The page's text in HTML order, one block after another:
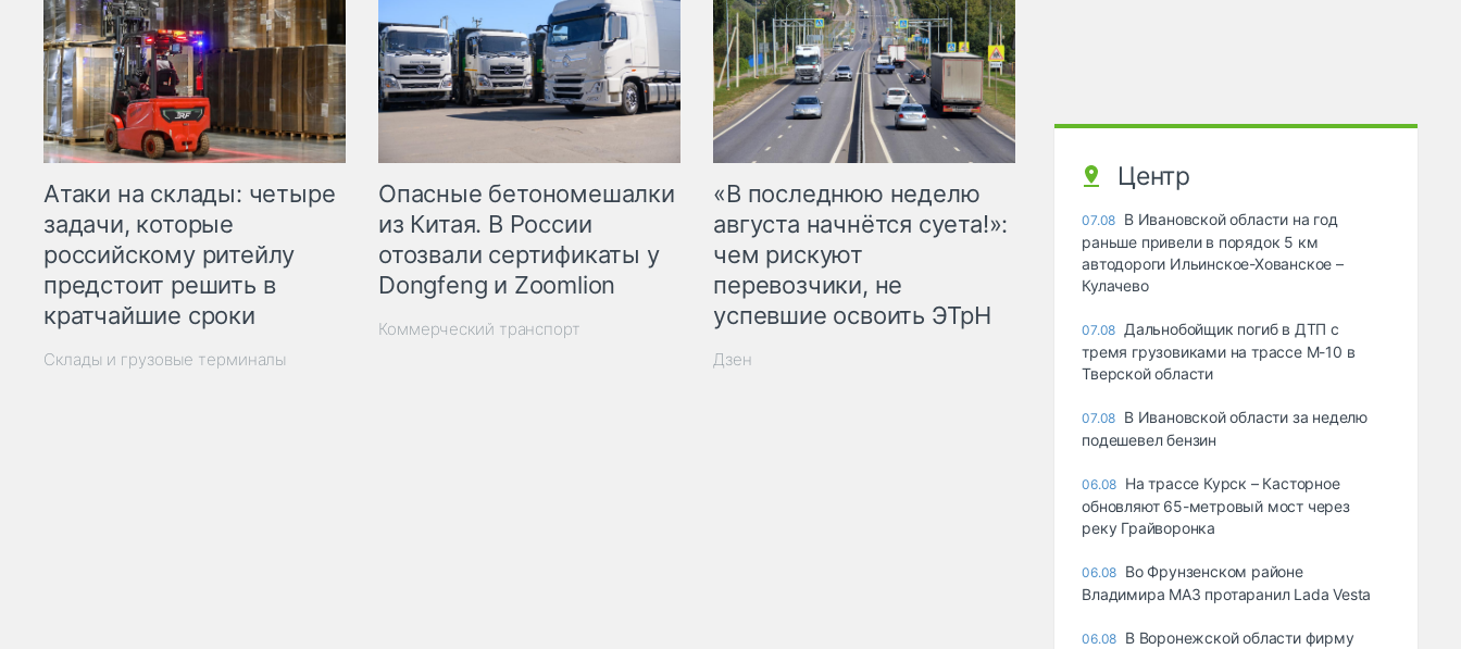
Атаки на склады: четыре
задачи, которые
российскому ритейлу
предстоит решить в
кратчайшие сроки
Склады и грузовые терминалы
Опасные бетономешалки
из Китая. В России
отозвали сертификаты у
Dongfeng и Zoomlion
Коммерческий транспорт
«В последнюю неделю
августа начнётся суета!»:
чем рискуют
перевозчики, не
успевшие освоить ЭТрН
Дзен
Центр
07.08 В Ивановской области на год
раньше привели в порядок 5 км
автодороги Ильинское-Хованское –
Кулачево
07.08 Дальнобойщик погиб в ДТП с
тремя грузовиками на трассе М-10 в
Тверской области
07.08 В Ивановской области за неделю
подешевел бензин
06.08 На трассе Курск – Касторное
обновляют 65-метровый мост через
реку Грайворонка
06.08 Во Фрунзенском районе
Владимира МАЗ протаранил Lada Vesta
06.08 В Воронежской области фирму